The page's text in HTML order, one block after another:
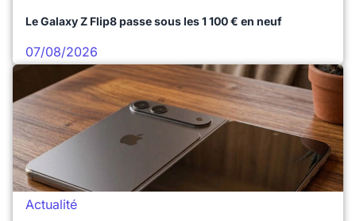
Le Galaxy Z Flip8 passe sous les 1 100 € en neuf
07/08/2026
Actualité